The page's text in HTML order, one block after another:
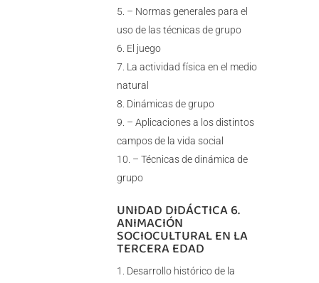
– Normas generales para el
uso de las técnicas de grupo
El juego
La actividad física en el medio
natural
Dinámicas de grupo
– Aplicaciones a los distintos
campos de la vida social
– Técnicas de dinámica de
grupo
UNIDAD DIDÁCTICA 6.
ANIMACIÓN
SOCIOCULTURAL EN LA
TERCERA EDAD
Desarrollo histórico de la